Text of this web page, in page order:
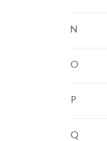
N
O
P
Q